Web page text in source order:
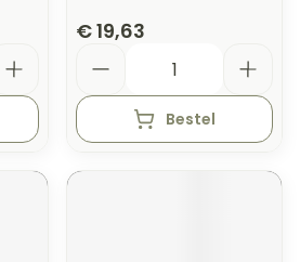
€ 19,63
Bestel